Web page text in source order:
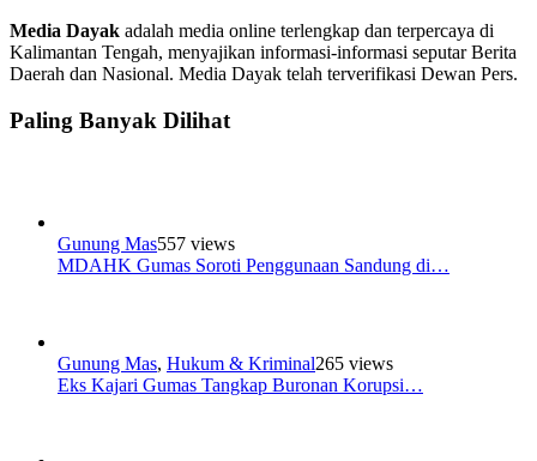
Media Dayak adalah media online terlengkap dan terpercaya di
Kalimantan Tengah, menyajikan informasi-informasi seputar Berita
Daerah dan Nasional. Media Dayak telah terverifikasi Dewan Pers.
Paling Banyak Dilihat
Gunung Mas557 views
MDAHK Gumas Soroti Penggunaan Sandung di…
Gunung Mas, Hukum & Kriminal265 views
Eks Kajari Gumas Tangkap Buronan Korupsi…